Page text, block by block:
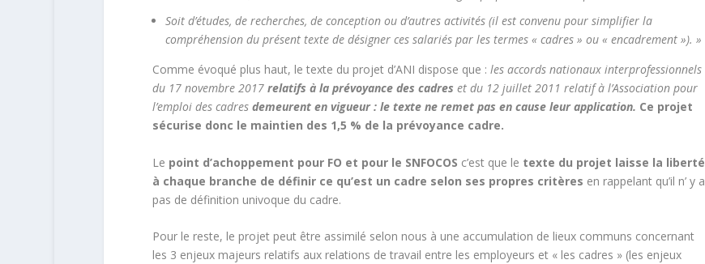
Soit d’études, de recherches, de conception ou d’autres activités (il est convenu pour simplifier la
compréhension du présent texte de désigner ces salariés par les termes « cadres » ou « encadrement »). »
Comme évoqué plus haut, le texte du projet d’ANI dispose que : les accords nationaux interprofessionnels
du 17 novembre 2017 relatifs à la prévoyance des cadres et du 12 juillet 2011 relatif à l’Association pour
l’emploi des cadres demeurent en vigueur : le texte ne remet pas en cause leur application. Ce projet
sécurise donc le maintien des 1,5 % de la prévoyance cadre.
Le point d’achoppement pour FO et pour le SNFOCOS c’est que le texte du projet laisse la liberté
à chaque branche de définir ce qu’est un cadre selon ses propres critères en rappelant qu’il n’ y a
pas de définition univoque du cadre.
Pour le reste, le projet peut être assimilé selon nous à une accumulation de lieux communs concernant
les 3 enjeux majeurs relatifs aux relations de travail entre les employeurs et « les cadres » (les enjeux